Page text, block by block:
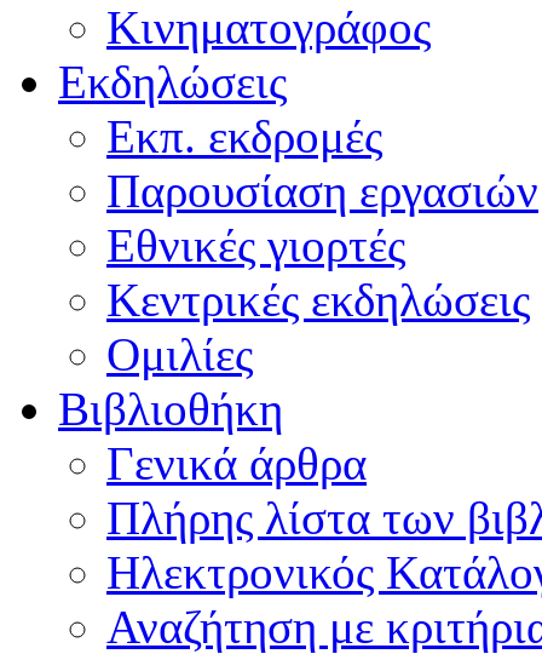
Κινηματογράφος
Εκδηλώσεις
Εκπ. εκδρομές
Παρουσίαση εργασιών
Εθνικές γιορτές
Κεντρικές εκδηλώσεις
Ομιλίες
Βιβλιοθήκη
Γενικά άρθρα
Πλήρης λίστα των
Ηλεκτρονικός
Αναζήτηση με